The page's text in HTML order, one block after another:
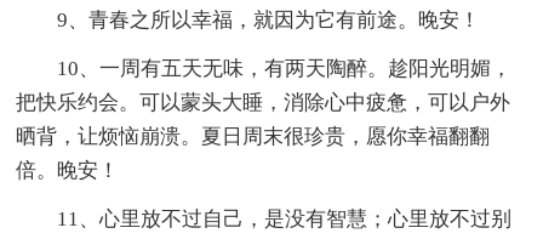
9、青春之所以幸福，就因为它有前途。晚安！
10、一周有五天无味，有两天陶醉。趁阳光明媚，
把快乐约会。可以蒙头大睡，消除心中疲惫，可以户外
晒背，让烦恼崩溃。夏日周末很珍贵，愿你幸福翻翻
倍。晚安！
11、心里放不过自己，是没有智慧；心里放不过别